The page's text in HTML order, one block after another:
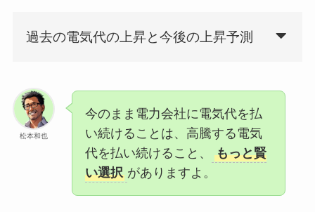
過去の電気代の上昇と今後の上昇予測
松本和也
今のまま電力会社に電気代を払
い続けることは、高騰する電気
代を払い続けること、
もっと賢
い選択 がありますよ。